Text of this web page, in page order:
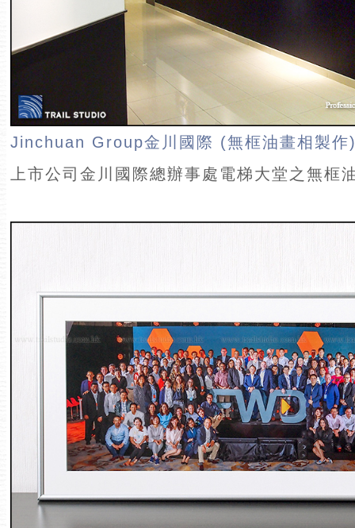
Jinchuan Group金川國際 (無框油畫相製作
上市公司金川國際總辦事處電梯大堂之無框